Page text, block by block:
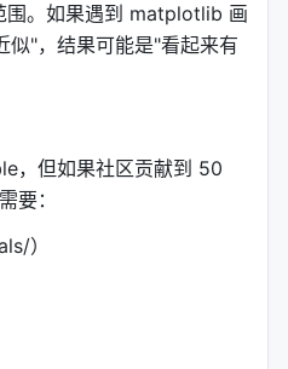
折线图 DAPO
散点图
。如果遇到 matplotlib 画
似"，结果可能是"看起来有
，但如果社区贡献到 50
要：
）